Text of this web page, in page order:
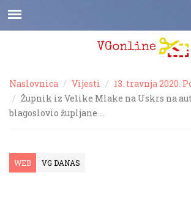
Naslovnica Vijesti
13. travnja 2020.
Župnik iz Velike Mlake na Uskrs na
blagoslovio župljane …
WEB VG DANAS